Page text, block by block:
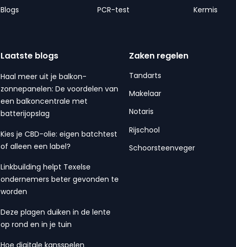
Blogs
PCR-test
Kermis
Laatste blogs
Haal meer uit je balkon-
zonnepanelen: De voordelen van
een balkoncentrale met
batterijopslag
Kies je CBD-olie: eigen batchtest
of alleen een label?
Linkbuilding helpt Texelse
ondernemers beter gevonden te
worden
Deze plagen duiken in de lente
op rond en in je tuin
Hoe digitale kansspelen
Zaken regelen
Tandarts
Makelaar
Notaris
Rijschool
Schoorsteenveger